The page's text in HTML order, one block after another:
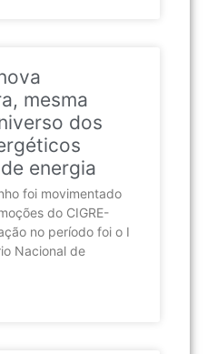
mesma
dos
energia
foi movimentado
do CIGRE-
no período foi o I
Nacional de